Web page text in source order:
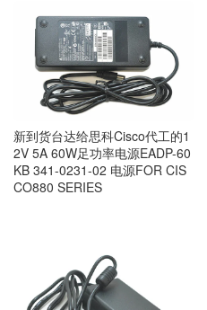
新到货台达给思科Cisco代工的1
2V 5A 60W足功率电源EADP-60
KB 341-0231-02 电源FOR CIS
CO880 SERIES